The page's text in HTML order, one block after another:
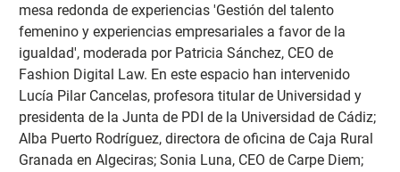
mesa redonda de experiencias 'Gestión del talento
femenino y experiencias empresariales a favor de la
igualdad', moderada por Patricia Sánchez, CEO de
Fashion Digital Law. En este espacio han intervenido
Lucía Pilar Cancelas, profesora titular de Universidad y
presidenta de la Junta de PDI de la Universidad de Cádiz;
Alba Puerto Rodríguez, directora de oficina de Caja Rural
Granada en Algeciras; Sonia Luna, CEO de Carpe Diem;